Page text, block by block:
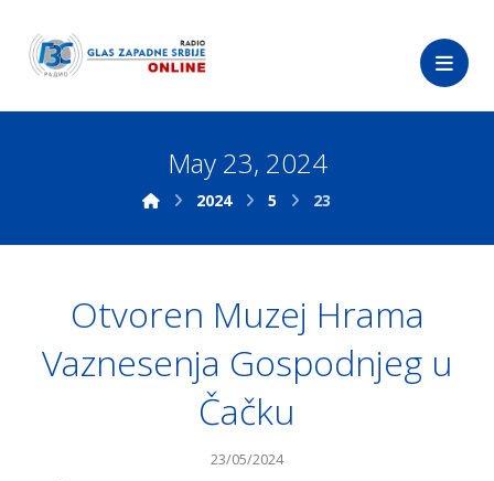
May 23, 2024
2024 5 23
Otvoren Muzej Hrama
Vaznesenja Gospodnjeg u
Čačku
23/05/2024